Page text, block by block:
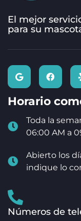
El mejor
para su
Horario
Toda la
06:00 AM a
Abierto los
indique lo
Números de